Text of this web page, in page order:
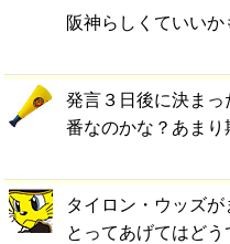
阪神らしくていいか
発言３日後に決ま
番なのかな？あま
タイロン・ウッズ
とってあげてはど